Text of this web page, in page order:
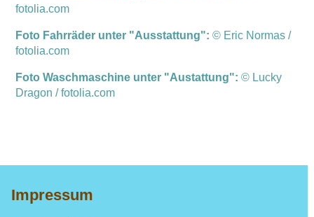
fotolia.com
Foto Fahrräder unter "Ausstattung": © Eric Normas /
fotolia.com
Foto Waschmaschine unter "Austattung": © Lucky
Dragon / fotolia.com
Impressum